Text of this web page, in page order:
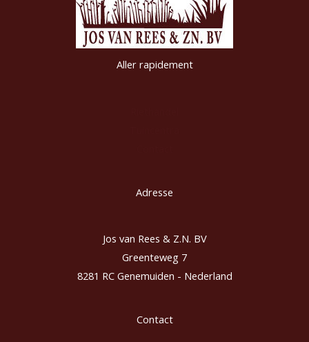
Aller rapidement
Adresse
Jos van Rees & Z.N. BV
Greenteweg 7
8281 RC Genemuiden - Nederland
Contact